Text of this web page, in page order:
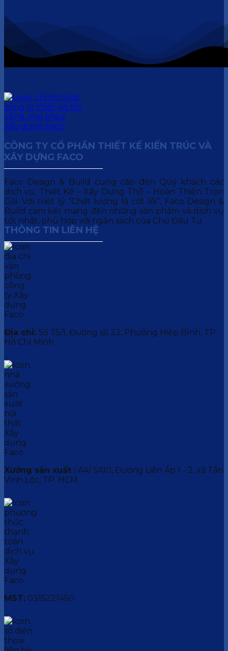
CÔNG TY CỔ PHẦN THIẾT KẾ KIẾN TRÚC VÀ
XÂY DỰNG FACO
Faco Design & Build cung cấp đến Quý khách các
dịch vụ: Thiết Kế – Xây Dựng Thô – Hoàn Thiện Trọn
Gói. Với triết lý “Chất lượng là cốt lõi”, Faco Design &
Build cam kết mang đến những sản phẩm và dịch vụ
tốt nhất, phù hợp với ngân sách của Chủ Đầu Tư.
THÔNG TIN LIÊN HỆ
Địa chỉ: Số 75/1, Đường số 23, Phường Hiệp Bình, TP.
Hồ Chí Minh
Xưởng sản xuất : A4/ 5A10, Đường Liên Ấp 1 - 2, xã Tân
Vĩnh Lộc, TP. HCM.
MST: 0315221450